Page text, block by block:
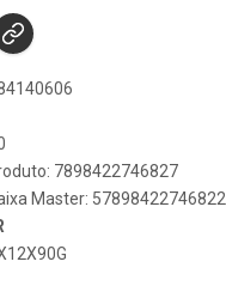
7898422746827
Master: 57898422746822